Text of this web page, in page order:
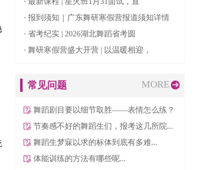
· 报到须知｜广东舞研寒假营报道须知详情
· 省考纪实 | 2026湖北舞蹈省考圆
· 舞研寒假营盛大开营 | 以温暖相迎，
常见问题 MORE
舞蹈剧目要以细节取胜——表情怎么练？
节奏感不好的舞蹈生们，报考这几所院...
舞蹈生梦寐以求的标体到底有多难...
体能训练的方法有哪些呢...